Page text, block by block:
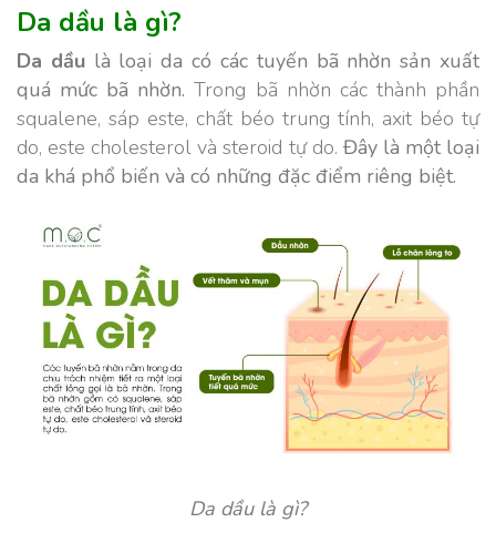
Da dầu là gì?
Da dầulà loại da có các tuyến bã nhờn sản xuất
quá mức bã nhờn.Trong bã nhờn các thành phần
squalene, sáp este, chất béo trung tính, axit béo tự
do, este cholesterol và steroid tự do. Đây là một loại
da khá phổ biến và có những đặc điểm riêng biệt.
Da dầu là gì?